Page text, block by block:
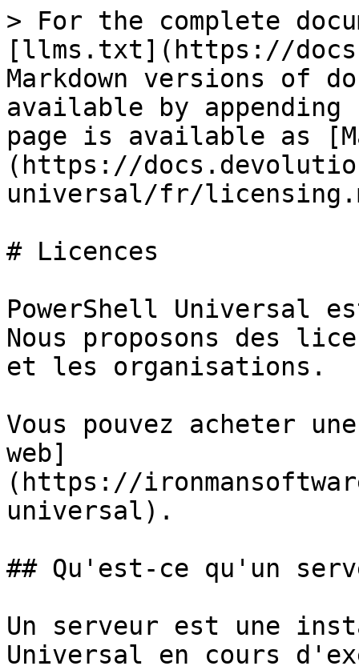
> For the complete
[llms.txt](https://
Markdown versions of
available by
page is available as
(https://
universal/fr/
# Licences
PowerShell Universal
Nous proposons des
et les organisations.
Vous pouvez acheter
web]
(https://
universal).
## Qu'est-ce qu'un
Un serveur est une
Universal en cours